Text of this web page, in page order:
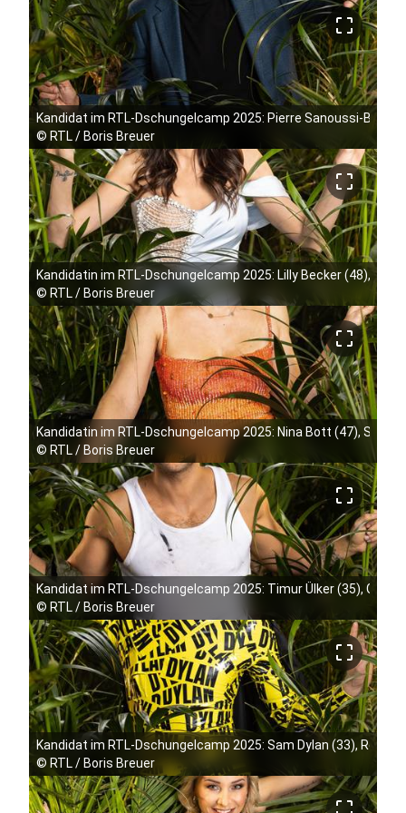
crop_free
Kandidat im RTL-Dschungelcamp 2025: Pierre Sanoussi-Bliss
© RTL / Boris Breuer
crop_free
Kandidatin im RTL-Dschungelcamp 2025: Lilly Becker (48),
© RTL / Boris Breuer
crop_free
Kandidatin im RTL-Dschungelcamp 2025: Nina Bott (47),
© RTL / Boris Breuer
crop_free
Kandidat im RTL-Dschungelcamp 2025: Timur Ülker (35),
© RTL / Boris Breuer
crop_free
Kandidat im RTL-Dschungelcamp 2025: Sam Dylan (33),
© RTL / Boris Breuer